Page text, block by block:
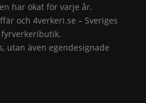
har ökat för varje år.
och 4verkeri.se – Sveriges
utan även egendesignade